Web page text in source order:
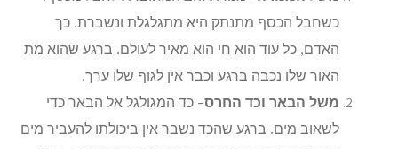
כשחבל הכסף מתנתק היא מתגלגלת ונשברת. כך
האדם, כל עוד הוא חי הוא מאיר לעולם. ברגע שהוא מת
האור שלו נכבה ברגע וכבר אין לגוף שלו ערך.
משל הבאר וכד החרס– כד המגולגל אל הבאר כדי
לשאוב מים. ברגע שהכד נשבר אין ביכולתו להעביר מים